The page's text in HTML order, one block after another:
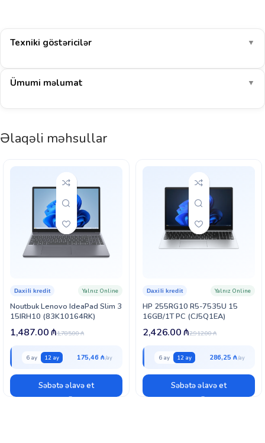
Texniki göstəricilər ▼
Ümumi məlumat ▼
Əlaqəli məhsullar
Noutbuk Lenovo IdeaPad Slim 3
15IRH10 (83K10164RK)
Daxili kredit Yalnız Online
1,785.00₼
1,487.00₼
6 ay 12 ay 175,46 ₼
Səbətə əlavə et
HP 255RG10 R5-7535U 15
16GB/1T PC (CJ5Q1EA)
Daxili kredit Yalnız Online
2,912.00₼
2,426.00₼
6 ay 12 ay 286,25 ₼
Səbətə əlavə et